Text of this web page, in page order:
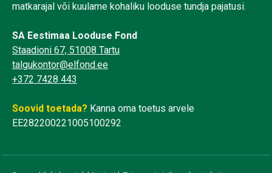
matkarajal või kuulame kohaliku looduse tundja pajatusi.
SA Eestimaa Looduse Fond
Staadioni 67, 51008 Tartu
talgukontor@elfond.ee
+372 7428 443
Soovid toetada? Kanna oma toetus arvele
EE282200221005100292